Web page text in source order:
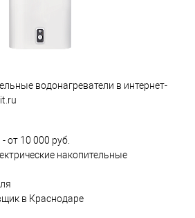
водонагреватели в интернет-
от 10 000 руб.
накопительные
в Краснодаре